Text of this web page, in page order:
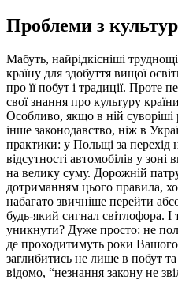
Проблеми з
Мабуть, найрідкісніші
країну для здобуття вищої
про її побут і традиції. Проте
свої знання про культуру
Особливо, якщо в ній суворіші
інше законодавство, ніж в
практики: у Польщі за перехід
відсутності автомобілів у
на велику суму. Дорожній
дотриманням цього правила,
набагато звичніше перейти
будь-який сигнал світлофора.
уникнути? Дуже просто: не
де проходитимуть роки
заглибитись не лише в побут
відомо, “незнання закону не